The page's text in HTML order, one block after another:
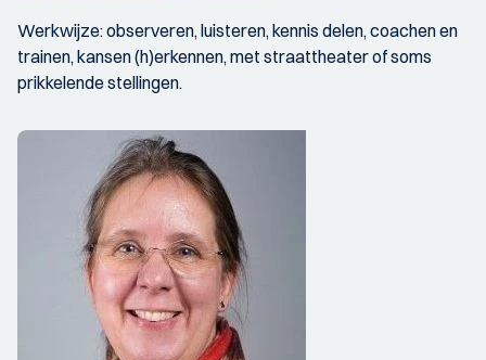
Werkwijze: observeren, luisteren, kennis delen, coachen en
trainen, kansen (h)erkennen, met straattheater of soms
prikkelende stellingen.